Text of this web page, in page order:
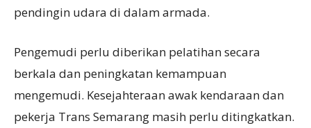
pendingin udara di dalam armada.
Pengemudi perlu diberikan pelatihan secara
berkala dan peningkatan kemampuan
mengemudi. Kesejahteraan awak kendaraan dan
pekerja Trans Semarang masih perlu ditingkatkan.